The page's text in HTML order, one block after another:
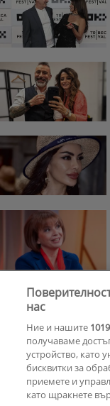
нас
Ние и нашите 1019
получаваме
устройство, като
бисквитки за
приемете и
като щракнете